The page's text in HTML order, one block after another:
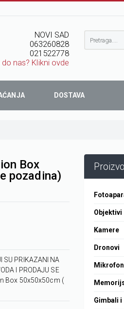
NOVI SAD
063260828
021522778
nas? Klikni ovde
DOSTAVA
Box
pozadina)
SU PRIKAZANI NA
I PRODAJU SE
Box 50x50x50cm (
Objektivi
Kamere
Dronovi
Gimbali